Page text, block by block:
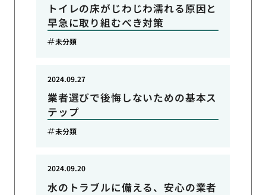
トイレの床がじわじわ濡れる原因と
早急に取り組むべき対策
未分類
業者選びで後悔しないための基本ス
テップ
2024.09.27
未分類
水のトラブルに備える、安心の業者
2024.09.20